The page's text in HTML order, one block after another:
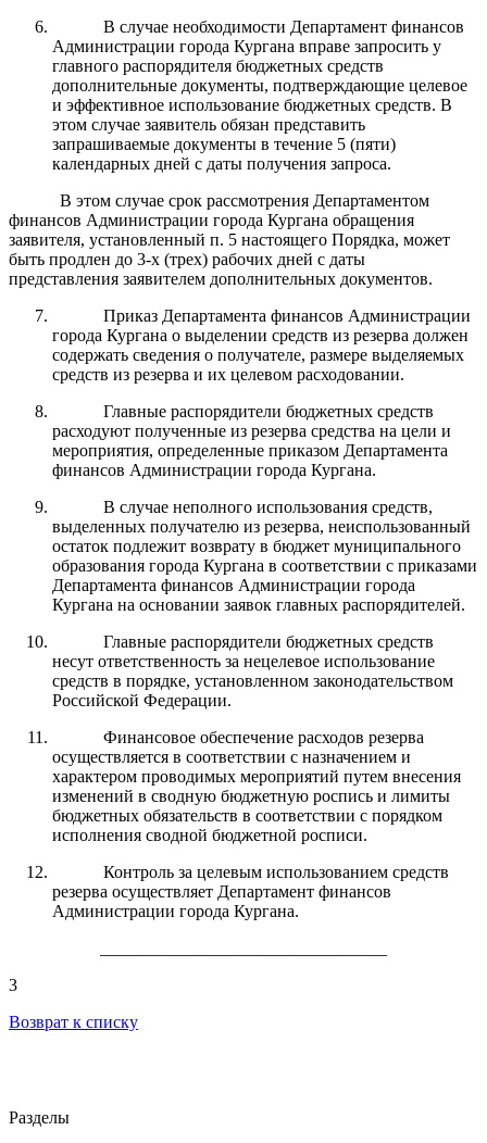
В случае необходимости Департамент финансов
Администрации города Кургана вправе запросить у
главного распорядителя бюджетных средств
дополнительные документы, подтверждающие целевое
и эффективное использование бюджетных средств. В
этом случае заявитель обязан представить
запрашиваемые документы в течение 5 (пяти)
календарных дней с даты получения запроса.
В этом случае срок рассмотрения Департаментом
финансов Администрации города Кургана обращения
заявителя, установленный п. 5 настоящего Порядка, может
быть продлен до 3-х (трех) рабочих дней с даты
представления заявителем дополнительных документов.
Приказ Департамента финансов Администрации
города Кургана о выделении средств из резерва должен
содержать сведения о получателе, размере выделяемых
средств из резерва и их целевом расходовании.
Главные распорядители бюджетных средств
расходуют полученные из резерва средства на цели и
мероприятия, определенные приказом Департамента
финансов Администрации города Кургана.
В случае неполного использования средств,
выделенных получателю из резерва, неиспользованный
остаток подлежит возврату в бюджет муниципального
образования города Кургана в соответствии с приказами
Департамента финансов Администрации города
Кургана на основании заявок главных распорядителей.
Главные распорядители бюджетных средств
несут ответственность за нецелевое использование
средств в порядке, установленном законодательством
Российской Федерации.
Финансовое обеспечение расходов резерва
осуществляется в соответствии с назначением и
характером проводимых мероприятий путем внесения
изменений в сводную бюджетную роспись и лимиты
бюджетных обязательств в соответствии с порядком
исполнения сводной бюджетной росписи.
Контроль за целевым использованием средств
резерва осуществляет Департамент финансов
Администрации города Кургана.
3
Возврат к списку
Разделы